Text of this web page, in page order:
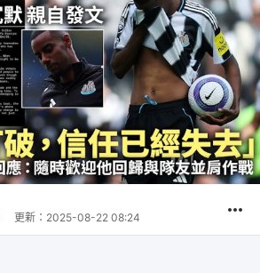
更新： 2025-08-22 08:24